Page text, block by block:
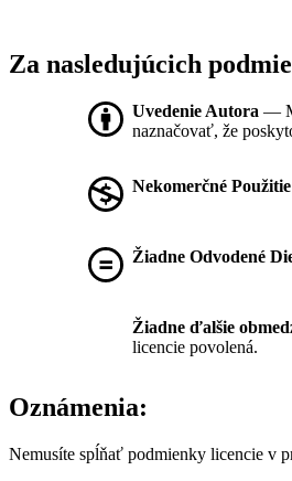
Za nasledujúcich
Uvedenie Autora —
naznačovať, že
Nekomerčné Použitie
Žiadne Odvodené
Žiadne ďalšie
licencie povolená.
Oznámenia:
Nemusíte spĺňať podmienky licencie v